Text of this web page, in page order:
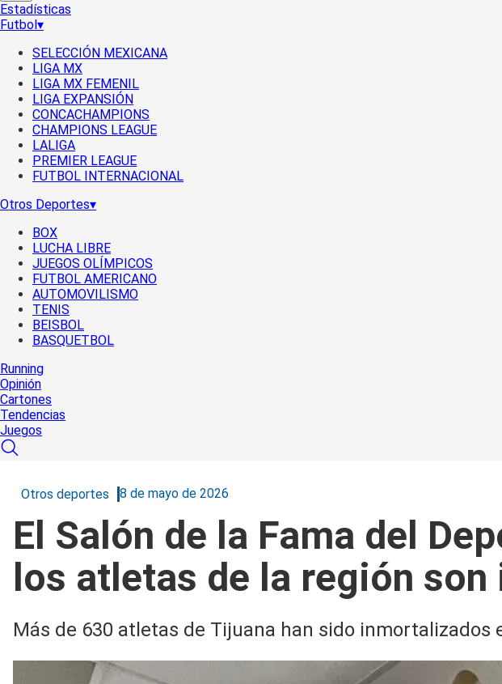
Estadísticas
Futbol▾
SELECCIÓN MEXICANA
LIGA MX
LIGA MX FEMENIL
LIGA EXPANSIÓN
CONCACHAMPIONS
CHAMPIONS LEAGUE
LALIGA
PREMIER LEAGUE
FUTBOL INTERNACIONAL
Otros Deportes▾
BOX
LUCHA LIBRE
JUEGOS OLÍMPICOS
FUTBOL AMERICANO
AUTOMOVILISMO
TENIS
BEISBOL
BASQUETBOL
Running
Opinión
Cartones
Tendencias
Juegos
Otros deportes 8 de mayo de 2026
El Salón de la Fama del
los atletas de la región
Más de 630 atletas de Tijuana han sido inmortalizados